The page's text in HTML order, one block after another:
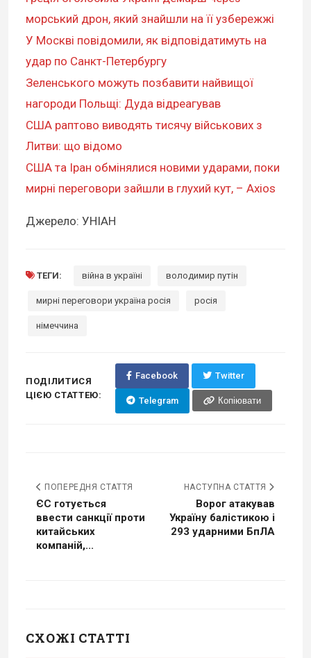
морський дрон, який знайшли на її узбережжі
У Москві повідомили, як відповідатимуть на
удар по Санкт-Петербургу
Зеленського можуть позбавити найвищої
нагороди Польщі: Дуда відреагував
США раптово виводять тисячу військових з
Литви: що відомо
США та Іран обмінялися новими ударами, поки
мирні переговори зайшли в глухий кут, – Axios
Джерело: УНІАН
ТЕГИ: війна в україні володимир путін
мирні переговори україна росія росія
німеччина
ПОДІЛИТИСЯ
ЦІЄЮ СТАТТЕЮ:
Facebook Twitter
Telegram Копіювати
ПОПЕРЕДНЯ СТАТТЯ
ЄС готується
ввести санкції проти
китайських
компаній,...
НАСТУПНА СТАТТЯ
Ворог атакував
Україну балістикою і
293 ударними БпЛА
СХОЖІ СТАТТІ